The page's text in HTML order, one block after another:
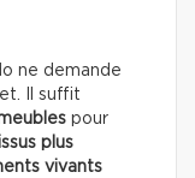
ne demande
Il suffit
pour
plus
vivants